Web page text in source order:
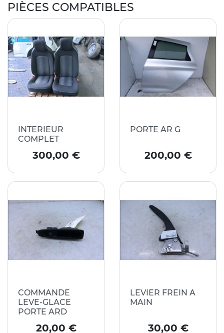
PIÈCES COMPATIBLES
INTERIEUR
COMPLET
Prix
300,00 €
PORTE AR G
Prix
200,00 €
COMMANDE
LEVE-GLACE
PORTE ARD
Prix
20,00 €
LEVIER FREIN A
MAIN
Prix
30,00 €